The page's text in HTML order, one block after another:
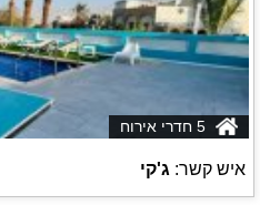
איש קשר: ג'קי